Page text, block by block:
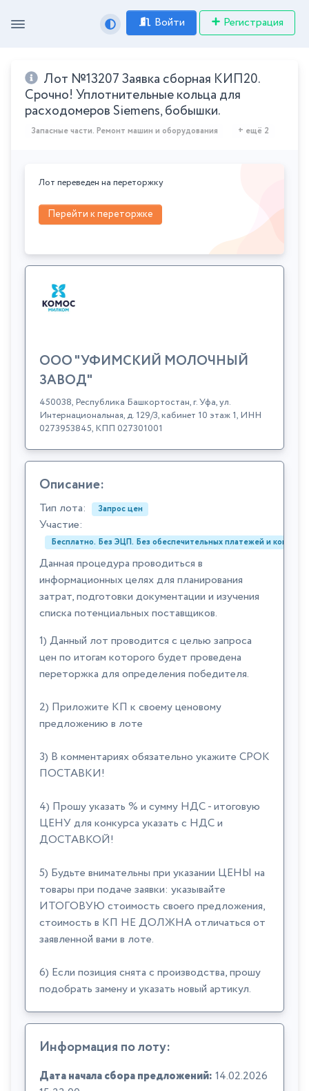
Войти Регистрация
Лот №13207 Заявка сборная КИП20.
Срочно! Уплотнительные кольца для
расходомеров Siemens, бобышки.
Запасные части. Ремонт машин и оборудования + ещё 2
Лот переведен на переторжку
Перейти к переторжке
ООО "УФИМСКИЙ МОЛОЧНЫЙ
ЗАВОД"
450038, Республика Башкортостан, г. Уфа, ул.
Интернациональная, д. 129/3, кабинет 10 этаж 1, ИНН
0273953845, КПП 027301001
Описание:
Тип лота: Запрос цен
Участие:
Бесплатно. Без ЭЦП. Без обеспечительных платежей и
Данная процедура проводиться в
информационных целях для планирования
затрат, подготовки документации и изучения
списка потенциальных поставщиков.
1) Данный лот проводится с целью запроса
цен по итогам которого будет проведена
переторжка для определения победителя.
2) Приложите КП к своему ценовому
предложению в лоте
3) В комментариях обязательно укажите СРОК
ПОСТАВКИ!
4) Прошу указать % и сумму НДС - итоговую
ЦЕНУ для конкурса указать с НДС и
ДОСТАВКОЙ!
5) Будьте внимательны при указании ЦЕНЫ на
товары при подаче заявки: указывайте
ИТОГОВУЮ стоимость своего предложения,
стоимость в КП НЕ ДОЛЖНА отличаться от
заявленной вами в лоте.
6) Если позиция снята с производства, прошу
подобрать замену и указать новый артикул.
Информация по лоту:
Дата начала сбора предложений: 14.02.2026